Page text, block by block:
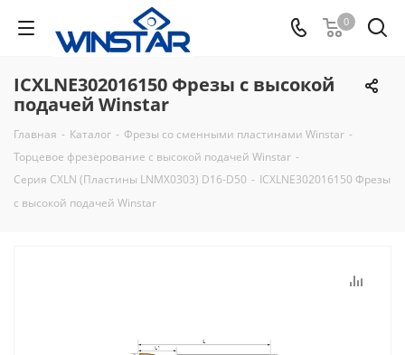
0
ICXLNE302016150 Фрезы с высокой
подачей Winstar
Главная - Каталог - Фрезы со сменными пластинами Winstar -
Торцевое фрезерование с высокой подачей Winstar -
Серия CXLN (Пластины LNMX0303) D16-D50 - ICXLNE302016150 Фрезы
с высокой подачей Winstar